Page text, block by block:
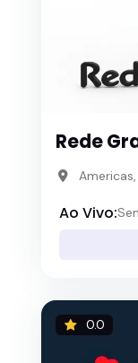
Rede
Americas,
Ao Vivo:
0.0